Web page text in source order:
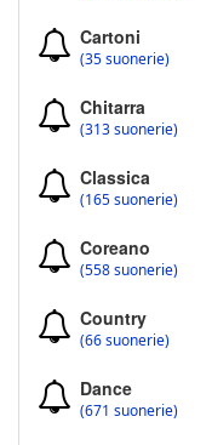
Cartoni
(35 suonerie)
Chitarra
(313 suonerie)
Classica
(165 suonerie)
Coreano
(558 suonerie)
Country
(66 suonerie)
Dance
(671 suonerie)